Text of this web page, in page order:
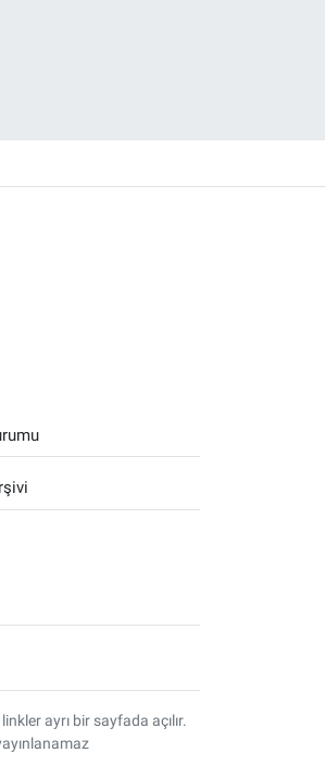
ayrı bir sayfada açılır.